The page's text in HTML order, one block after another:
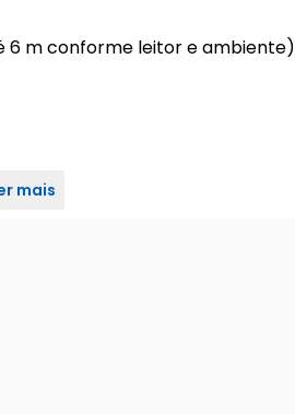
6 m conforme leitor e ambiente)
mais